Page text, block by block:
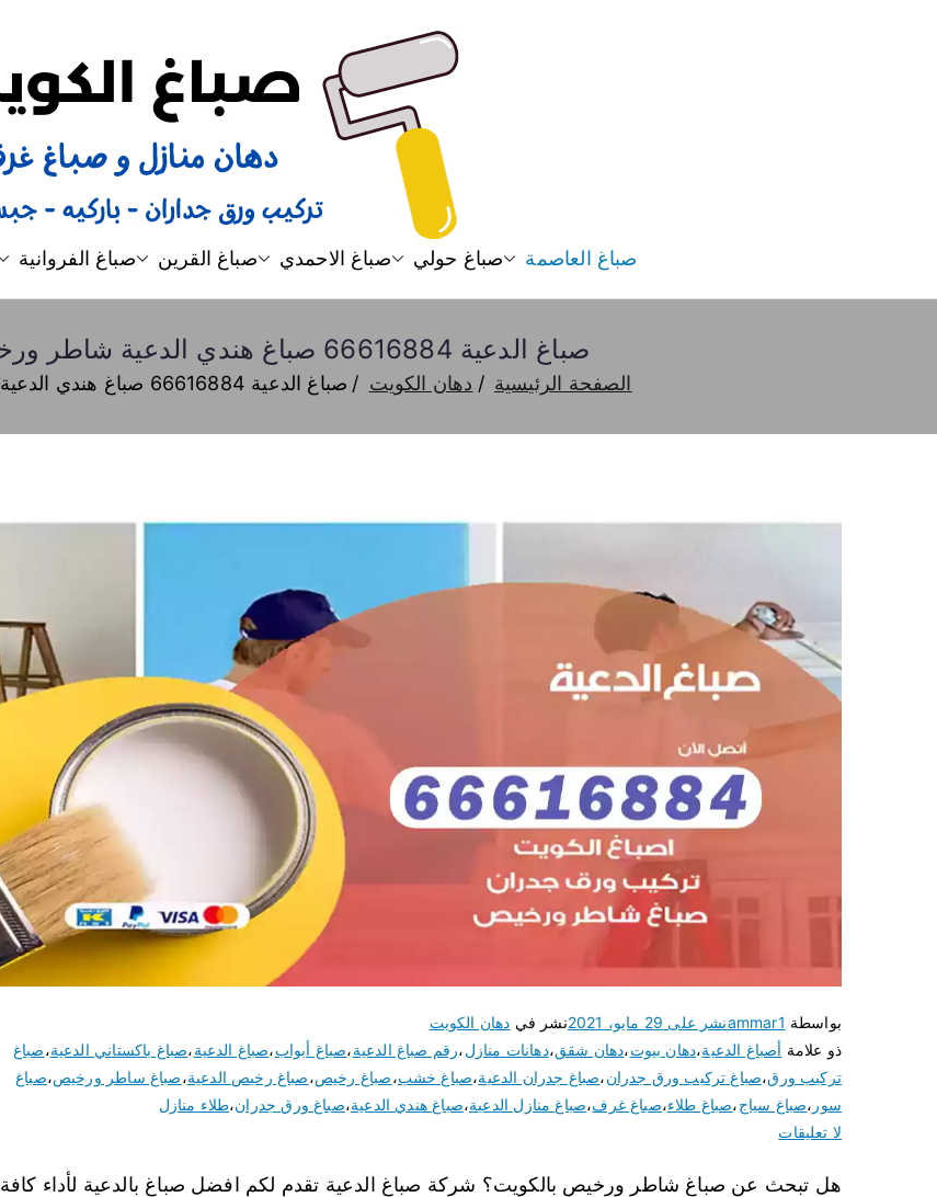
صباغ
صباغ الكويت 66616884 صباغ هندي رخيص و شاطر دهان منازل وتركيب ورق جدران صباغ العاصمة صباغ حولي صباغ الاحمدي صباغ القرين صباغ الفروانية
صباغ الدعية 66616884 صباغ هندي الدعية شاطر ورخيص دهان واصباغ
الصفحة الرئيسية دهان الكويت صباغ الدعية 66616884 صباغ هندي الدعية شاطر ورخيص دهان واصباغ
بواسطة ammar1نشر على 29 مايو، 2021 نشر في دهان الكويت
ذو علامة أصباغ الدعية،دهان بيوت،دهان شقق،دهانات منازل،رقم صباغ الدعية،صباغ أبواب،صباغ الدعية،صباغ باكستاني الدعية،صباغ
تركيب ورق،صباغ تركيب ورق جدران،صباغ جدران الدعية،صباغ خشب،صباغ رخيص،صباغ رخيص الدعية،صباغ ساطر ورخيص،صباغ
سور ،صباغ سياج،صباغ طلاء،صباغ غرف،صباغ منازل الدعية،صباغ هندي الدعية،صباغ ورق جدران،طلاء منازل
لا تعليقات
هل تبحث عن صباغ شاطر ورخيص بالكويت؟ شركة صباغ الدعية تقدم لكم افضل صباغ بالدعية لأداء كافة